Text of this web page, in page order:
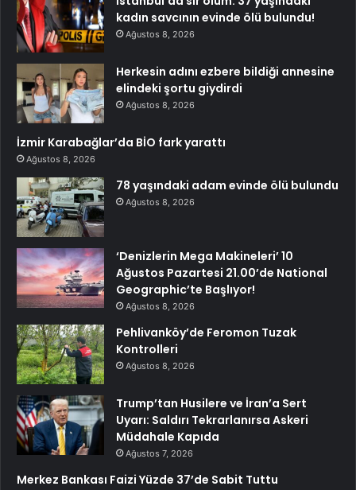
kadın savcının evinde ölü bulundu!
Ağustos 8, 2026
Herkesin adını ezbere bildiği annesine
elindeki şortu giydirdi
Ağustos 8, 2026
İzmir Karabağlar’da BİO fark yarattı
Ağustos 8, 2026
78 yaşındaki adam evinde ölü bulundu
Ağustos 8, 2026
‘Denizlerin Mega Makineleri’ 10
Ağustos Pazartesi 21.00’de National
Geographic’te Başlıyor!
Ağustos 8, 2026
Pehlivanköy’de Feromon Tuzak
Kontrolleri
Ağustos 8, 2026
Trump’tan Husilere ve İran’a Sert
Uyarı: Saldırı Tekrarlanırsa Askeri
Müdahale Kapıda
Ağustos 7, 2026
Merkez Bankası Faizi Yüzde 37’de Sabit Tuttu